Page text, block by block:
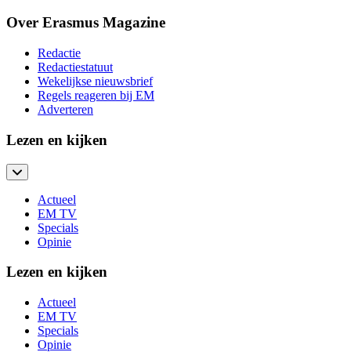
Over Erasmus Magazine
Redactie
Redactiestatuut
Wekelijkse nieuwsbrief
Regels reageren bij EM
Adverteren
Lezen en kijken
Actueel
EM TV
Specials
Opinie
Lezen en kijken
Actueel
EM TV
Specials
Opinie